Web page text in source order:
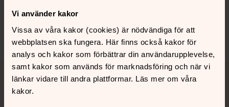
Vi använder kakor
Vissa av våra kakor (cookies) är nödvändiga för att
webbplatsen ska fungera. Här finns också kakor för
analys och kakor som förbättrar din användarupplevelse,
samt kakor som används för marknadsföring och när vi
länkar vidare till andra plattformar. Läs mer om våra
kakor.
Dela
Tillbaka till toppen
Tillbaka till innehållet